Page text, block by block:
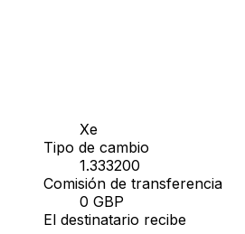
Xe
Tipo de cambio
1.333200
Comisión de transferencia
0 GBP
El destinatario recibe